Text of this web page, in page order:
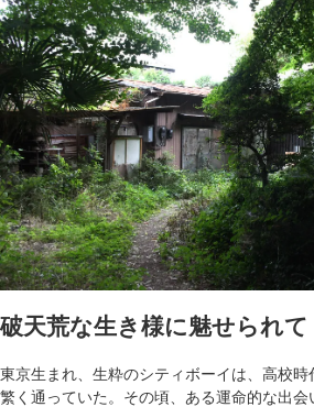
破天荒な生き様に魅せられて
東京生まれ、生粋のシティボーイは、高校
繁く通っていた。その頃、ある運命的な出